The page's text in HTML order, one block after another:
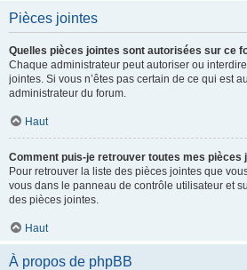
Pièces jointes
Quelles pièces jointes sont autorisées sur ce
Chaque administrateur peut autoriser ou
jointes. Si vous n’êtes pas certain de ce qui est
administrateur du forum.
Haut
Comment puis-je retrouver toutes mes pièces
Pour retrouver la liste des pièces jointes que
vous dans le panneau de contrôle utilisateur et
des pièces jointes.
Haut
À propos de phpBB